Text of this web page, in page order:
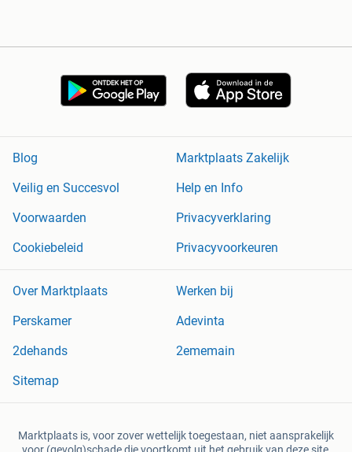
Blog
Marktplaats Zakelijk
Veilig en Succesvol
Help en Info
Voorwaarden
Privacyverklaring
Cookiebeleid
Privacyvoorkeuren
Over Marktplaats
Werken bij
Perskamer
Adevinta
2dehands
2ememain
Sitemap
Marktplaats is, voor zover wettelijk toegestaan, niet aansprakelijk